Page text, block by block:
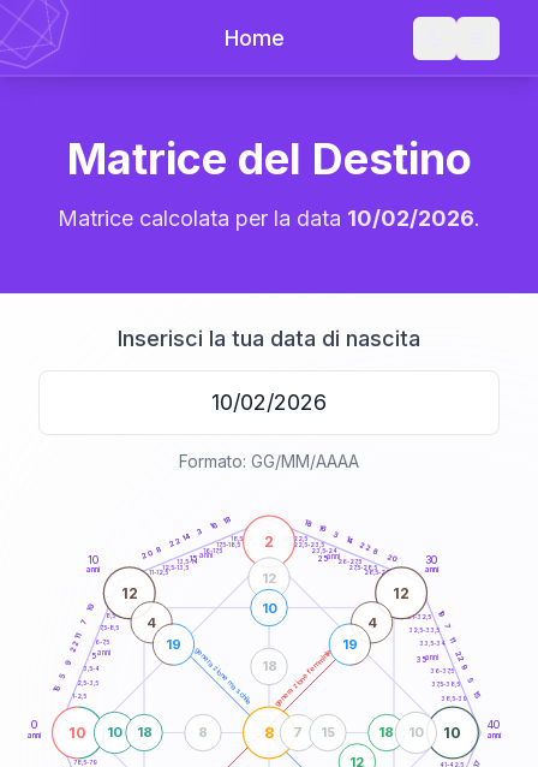
Home
Matrice del Destino
Matrice calcolata per la data 10/02/2026.
Inserisci la tua data di nascita
Formato: GG/MM/AAAA
generazione maschile generazione femminile
0
anni
10
anni
30
anni
40
anni
1-2,5
2,5-3,5
3,5-4
6-7,5
7,5-8,5
8,5-9
11-12,5
12,5-13,5
13,5-14
16-17,5
17,5-18,5
18,5-19
21-22,5
22,5-23,5
23,5-24
26-27,5
27,5-28,5
28,5-29
31-32,5
32,5-33,5
33,5-34
36-37,5
37,5-38,5
38,5-39
41-42,5
78,5-79
15
5
9
22
11
7
19
20 8
22 14 3
16
18 18
16 3
14
228
20
19
7
11
22
9
5
15
17
10
2
10
8
12 12
12
18
10
12
10
18
10
7 15
8
18
4
19
4
19
5anni
15 anni 25anni
35anni